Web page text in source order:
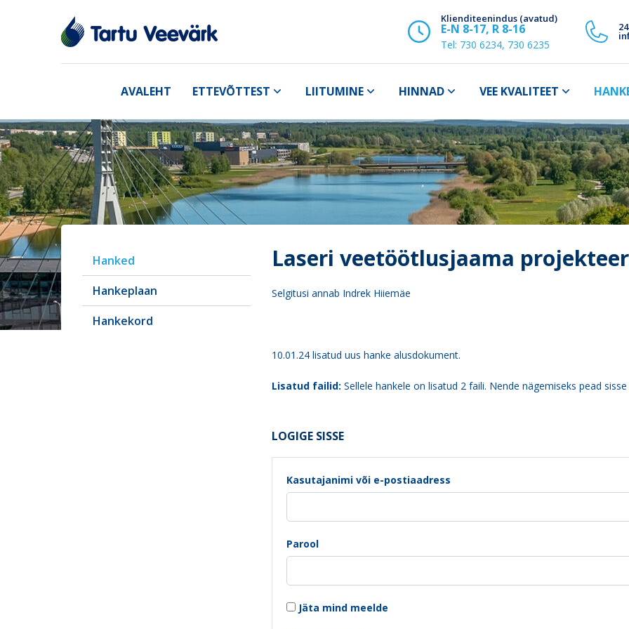
Klienditeenindus (avatud)
E-N 8-17, R 8-16
Tel: 730 6234, 730 6235
AVALEHT ETTEVÕTTEST LIITUMINE HINNAD VEE KVALITEET
Hanked
Hankeplaan
Hankekord
Laseri veetöötlusjaama
Selgitusi annab Indrek Hiiemäe
10.01.24 lisatud uus hanke alusdokument.
Lisatud failid: Sellele hankele on lisatud 2 faili. Nende nägemiseks pead
LOGIGE SISSE
Kasutajanimi või e-postiaadress
Parool
Jäta mind meelde